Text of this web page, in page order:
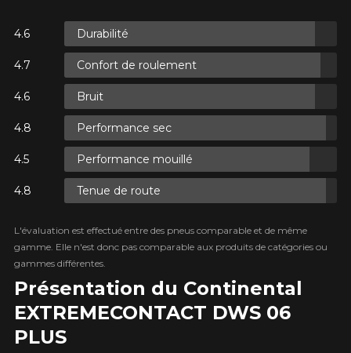
Présentation du Continental
EXTREME​CONTACT DWS 06
PLUS
Durabilité
Confort de roulement
Bruit
Performance sec
Performance mouillé
Tenue de route
L'évaluation est effectué entre des pneus comparable et de même
gamme. Elle n'est donc pas comparable aux produits de catégories ou
gammes différentes.